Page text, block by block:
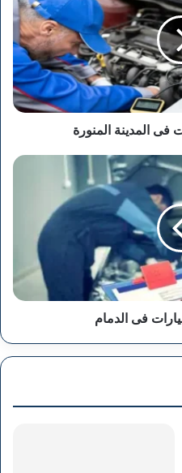
المدينة المنورة
فى الدمام